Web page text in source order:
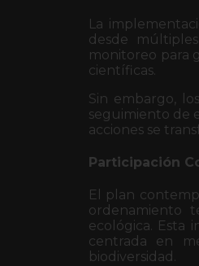
La
desde
monitoreo para
científicas.
Sin embargo,
seguimiento de
acciones se
Participación
El plan
ordenamiento
ecológica. Esta
centrada en
biodiversidad.